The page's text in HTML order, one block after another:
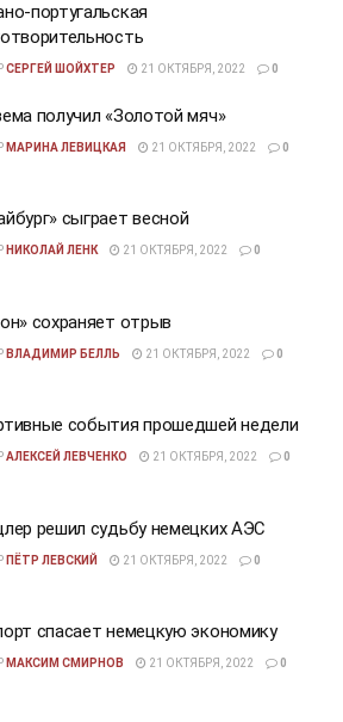
португальская
СЕРГЕЙ ШОЙХТЕР 21 ОКТЯБРЯ, 2022 0
получил «Золотой мяч»
МАРИНА ЛЕВИЦКАЯ 21 ОКТЯБРЯ, 2022 0
сыграет весной
НИКОЛАЙ ЛЕНК 21 ОКТЯБРЯ, 2022 0
сохраняет отрыв
ВЛАДИМИР БЕЛЛЬ 21 ОКТЯБРЯ, 2022 0
события прошедшей недели
АЛЕКСЕЙ ЛЕВЧЕНКО 21 ОКТЯБРЯ, 2022 0
решил судьбу немецких АЭС
ПЁТР ЛЕВСКИЙ 21 ОКТЯБРЯ, 2022 0
спасает немецкую экономику
МАКСИМ СМИРНОВ 21 ОКТЯБРЯ, 2022 0